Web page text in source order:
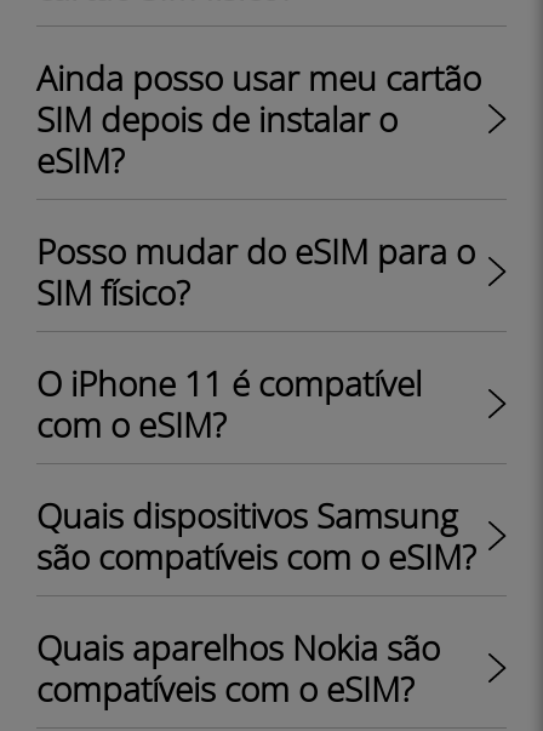
Ainda posso usar meu cartão
SIM depois de instalar o
eSIM?
Posso mudar do eSIM para o
SIM físico?
O iPhone 11 é compatível
com o eSIM?
Quais dispositivos Samsung
são compatíveis com o eSIM?
Quais aparelhos Nokia são
compatíveis com o eSIM?